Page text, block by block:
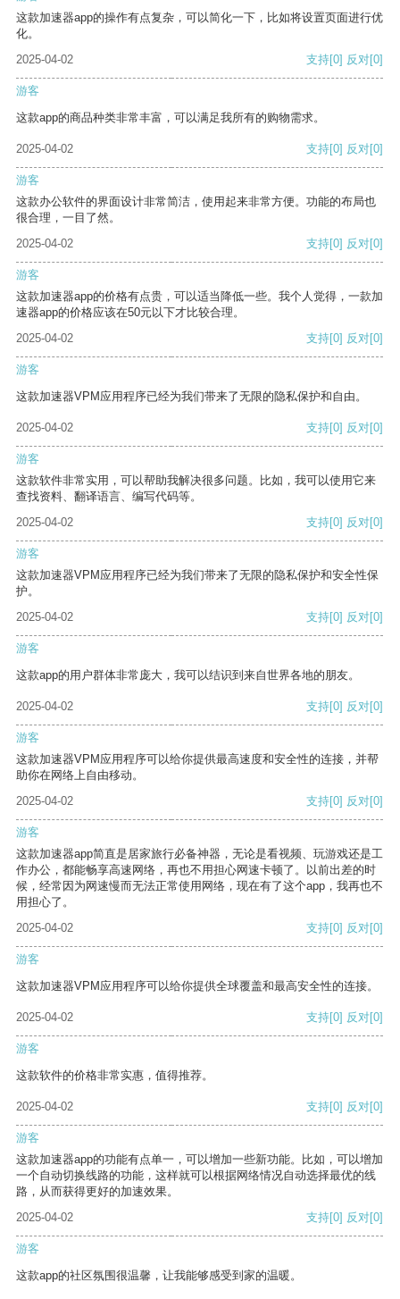
这款加速器app的操作有点复杂，可以简化一下，比如将设置页面进行优
化。
2025-04-02
支持[0] 反对[0]
游客
这款app的商品种类非常丰富，可以满足我所有的购物需求。
2025-04-02 支持[0] 反对[0]
游客
这款办公软件的界面设计非常简洁，使用起来非常方便。功能的布局也
很合理，一目了然。
2025-04-02
支持[0] 反对[0]
游客
这款加速器app的价格有点贵，可以适当降低一些。我个人觉得，一款加
速器app的价格应该在50元以下才比较合理。
2025-04-02
支持[0] 反对[0]
游客
这款加速器VPM应用程序已经为我们带来了无限的隐私保护和自由。
2025-04-02 支持[0] 反对[0]
游客
这款软件非常实用，可以帮助我解决很多问题。比如，我可以使用它来
查找资料、翻译语言、编写代码等。
2025-04-02
支持[0] 反对[0]
游客
这款加速器VPM应用程序已经为我们带来了无限的隐私保护和安全性保
护。
2025-04-02
支持[0] 反对[0]
游客
这款app的用户群体非常庞大，我可以结识到来自世界各地的朋友。
2025-04-02 支持[0] 反对[0]
游客
这款加速器VPM应用程序可以给你提供最高速度和安全性的连接，并帮
助你在网络上自由移动。
2025-04-02
支持[0] 反对[0]
游客
这款加速器app简直是居家旅行必备神器，无论是看视频、玩游戏还是工
作办公，都能畅享高速网络，再也不用担心网速卡顿了。以前出差的时
候，经常因为网速慢而无法正常使用网络，现在有了这个app，我再也不
用担心了。
2025-04-02
支持[0] 反对[0]
游客
这款加速器VPM应用程序可以给你提供全球覆盖和最高安全性的连接。
2025-04-02 支持[0] 反对[0]
游客
这款软件的价格非常实惠，值得推荐。
2025-04-02 支持[0] 反对[0]
游客
这款加速器app的功能有点单一，可以增加一些新功能。比如，可以增加
一个自动切换线路的功能，这样就可以根据网络情况自动选择最优的线
路，从而获得更好的加速效果。
2025-04-02
支持[0] 反对[0]
游客
这款app的社区氛围很温馨，让我能够感受到家的温暖。